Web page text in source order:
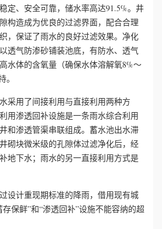
定、安全可靠，储水率高达91.5%。井
构造成为优良的过滤界面，配合合理
，保证了雨水的良好过滤效果。净化
透气防渗砂铺装池底，有防水、透气
水体的含氧量（确保水体溶解氧8%～
采用了间接利用与直接利用两种方
用渗透回补设施是一条雨水综合利用
和渗透管渠串联组成。蓄水池出水滞
砌块微米级的孔隙体过滤净化后，经
地下水；雨水的另一直接利用方式是
设计重现期标准的降雨，借用现有城
保鲜”和“渗透回补”设施不能容纳的超